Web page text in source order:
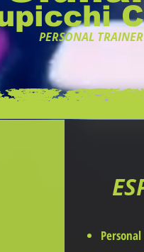
PERSONAL TRAINER